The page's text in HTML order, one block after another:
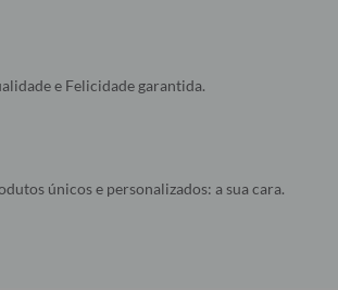
e Felicidade garantida.
únicos e personalizados: a sua cara.